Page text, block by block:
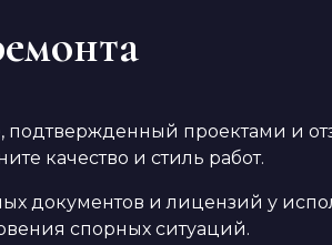
проектами и
качество и стиль работ.
документов и лицензий у
спорных ситуаций.